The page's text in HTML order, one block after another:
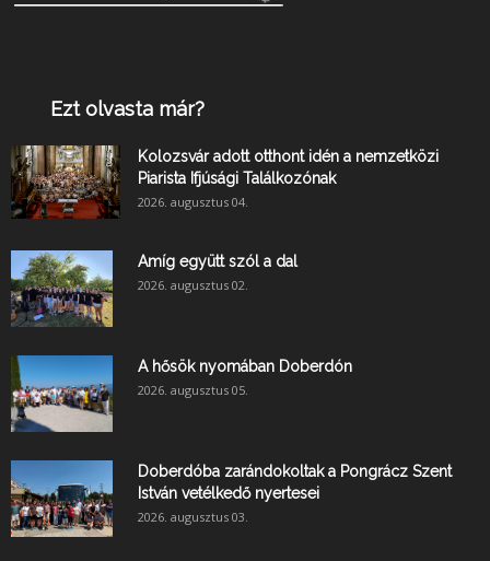
Ezt olvasta már?
Kolozsvár adott otthont idén a nemzetközi
Piarista Ifjúsági Találkozónak
2026. augusztus 04.
Amíg együtt szól a dal
2026. augusztus 02.
A hősök nyomában Doberdón
2026. augusztus 05.
Doberdóba zarándokoltak a Pongrácz Szent
István vetélkedő nyertesei
2026. augusztus 03.